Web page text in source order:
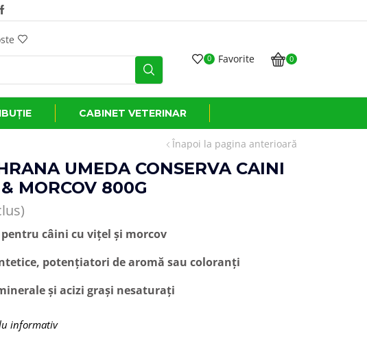
500 lei*
0 Favorite 0
CABINET VETERINAR
Înapoi la pagina anterioară
UMEDA CONSERVA CAINI
MORCOV 800G
pentru câini cu vițel și morcov
potențiatori de aromă sau coloranți
și acizi grași nesaturați
informativ